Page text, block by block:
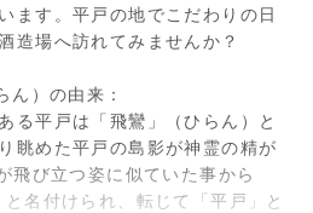
ます。平戸の地でこだわりの日
造場へ訪れてみませんか？
ん）の由来：
る平戸は「飛鸞」（ひらん）と
眺めた平戸の島影が神霊の精が
飛び立つ姿に似ていた事から
と名付けられ、転じて「平戸」と